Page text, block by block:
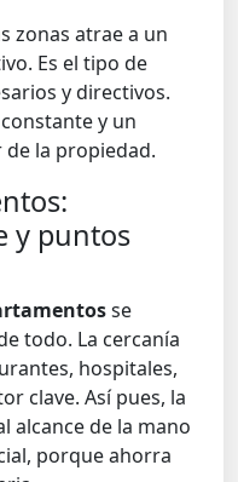
zonas atrae a un
Es el tipo de
y directivos.
y un
la propiedad.
y puntos
se
todo. La cercanía
hospitales,
clave. Así pues, la
alcance de la mano
porque ahorra